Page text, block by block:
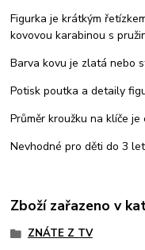
Figurka je krátkým
kovovou karabinou s
Barva kovu je zlatá nebo
Potisk poutka a detaily
Průměr kroužku na klíče je
Nevhodné pro děti do 3
Zboží zařazeno v
ZNÁTE Z TV